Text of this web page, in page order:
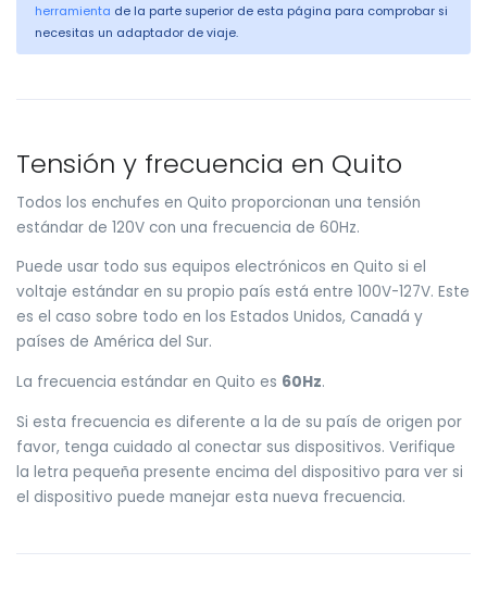
herramienta de la parte superior de esta página para comprobar si
necesitas un adaptador de viaje.
Tensión y frecuencia en Quito
Todos los enchufes en Quito proporcionan una tensión
estándar de 120V con una frecuencia de 60Hz.
Puede usar todo sus equipos electrónicos en Quito si el
voltaje estándar en su propio país está entre 100V-127V. Este
es el caso sobre todo en los Estados Unidos, Canadá y
países de América del Sur.
La frecuencia estándar en Quito es 60Hz.
Si esta frecuencia es diferente a la de su país de origen por
favor, tenga cuidado al conectar sus dispositivos. Verifique
la letra pequeña presente encima del dispositivo para ver si
el dispositivo puede manejar esta nueva frecuencia.